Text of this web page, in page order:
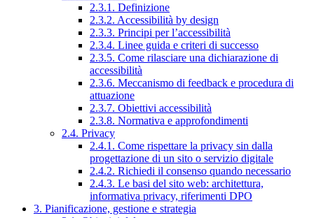
2.3.1. Definizione
2.3.2. Accessibilità by design
2.3.3. Principi per l’accessibilità
2.3.4. Linee guida e criteri di successo
2.3.5. Come rilasciare una dichiarazione di
accessibilità
2.3.6. Meccanismo di feedback e procedura di
attuazione
2.3.7. Obiettivi accessibilità
2.3.8. Normativa e approfondimenti
2.4. Privacy
2.4.1. Come rispettare la privacy sin dalla
progettazione di un sito o servizio digitale
2.4.2. Richiedi il consenso quando necessario
2.4.3. Le basi del sito web: architettura,
informativa privacy, riferimenti DPO
3. Pianificazione, gestione e strategia